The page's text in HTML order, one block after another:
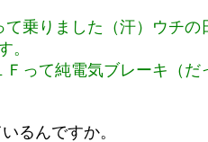
乗りました（汗）ウチの
。
って純電気ブレーキ（だ
るんですか。